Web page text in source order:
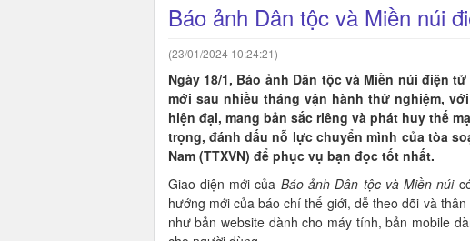
Báo ảnh Dân tộc và Miền núi
(23/01/2024 10:24:21)
Ngày 18/1, Báo ảnh Dân tộc và Miền núi điện
mới sau nhiều tháng vận hành thử nghiệm,
hiện đại, mang bản sắc riêng và phát huy thế
trọng, đánh dấu nỗ lực chuyển mình của tòa
Nam (TTXVN) để phục vụ bạn đọc tốt nhất.
Giao diện mới của Báo ảnh Dân tộc và Miền núi
hướng mới của báo chí thế giới, dễ theo dõi và
như bản website dành cho máy tính, bản mobile